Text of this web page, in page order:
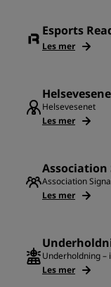
Esports
Les mer
Helsevesenet
Les mer
Association
Association
Les mer
Underholdning –
Les mer